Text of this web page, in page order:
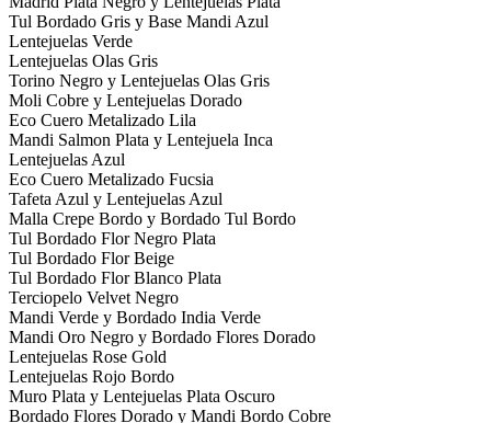
Tul Bordado Gris y Base Mandi Azul
Lentejuelas Verde
Lentejuelas Olas Gris
Torino Negro y Lentejuelas Olas Gris
Moli Cobre y Lentejuelas Dorado
Eco Cuero Metalizado Lila
Mandi Salmon Plata y Lentejuela Inca
Lentejuelas Azul
Eco Cuero Metalizado Fucsia
Tafeta Azul y Lentejuelas Azul
Malla Crepe Bordo y Bordado Tul Bordo
Tul Bordado Flor Negro Plata
Tul Bordado Flor Beige
Tul Bordado Flor Blanco Plata
Terciopelo Velvet Negro
Mandi Verde y Bordado India Verde
Mandi Oro Negro y Bordado Flores Dorado
Lentejuelas Rose Gold
Lentejuelas Rojo Bordo
Muro Plata y Lentejuelas Plata Oscuro
Bordado Flores Dorado y Mandi Bordo Cobre